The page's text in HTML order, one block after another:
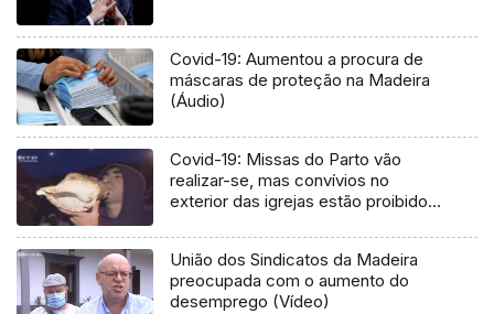
Covid-19: Aumentou a procura de
máscaras de proteção na Madeira
(Áudio)
Covid-19: Missas do Parto vão
realizar-se, mas convívios no
exterior das igrejas estão proibidos
União dos Sindicatos da Madeira
preocupada com o aumento do
desemprego (Vídeo)